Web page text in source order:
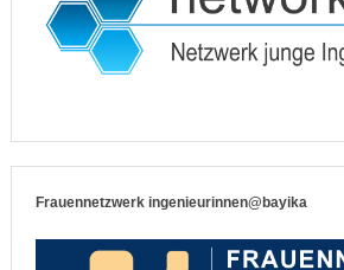
Frauennetzwerk ingenieurinnen@bayika